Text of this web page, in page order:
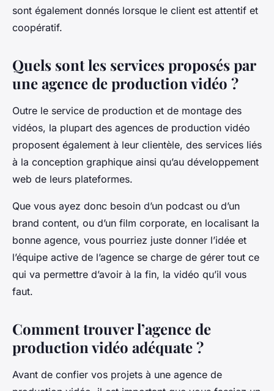
sont également donnés lorsque le client est attentif et
coopératif.
Quels sont les services proposés par
une agence de production vidéo ?
Outre le service de production et de montage des
vidéos, la plupart des agences de production vidéo
proposent également à leur clientèle, des services liés
à la conception graphique ainsi qu’au développement
web de leurs plateformes.
Que vous ayez donc besoin d’un podcast ou d’un
brand content, ou d’un film corporate, en localisant la
bonne agence, vous pourriez juste donner l’idée et
l’équipe active de l’agence se charge de gérer tout ce
qui va permettre d’avoir à la fin, la vidéo qu’il vous
faut.
Comment trouver l’agence de
production vidéo adéquate ?
Avant de confier vos projets à une agence de